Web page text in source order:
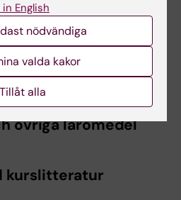
enligt av Styrelsen för
riktlinjer.
övriga läromedel
kurslitteratur
English
nödvändiga
valda kakor
Tillåt alla